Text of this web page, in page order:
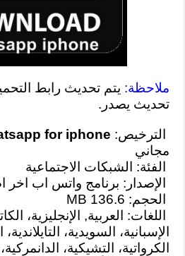
ملاحظة: يتم تحديث رابط
تحديث يصدر.
الترخيص: for iphone
مجاني
الفئة: الشبكات الاجتماعية
الإصدار: برنامج واتس اب اخر
الحجم: 136.6 MB
اللغات: العربية, الإنجليزية،
الإسبانية، السويدية،
الكرواتية، التشيكية،